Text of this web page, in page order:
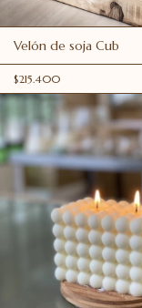
Velón de soja Cub
$215.400